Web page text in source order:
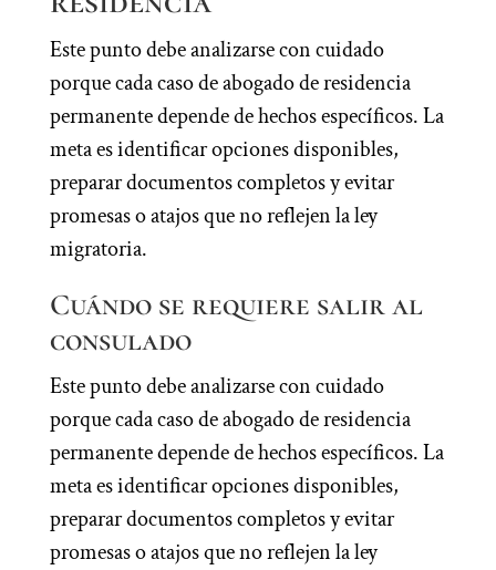
Este punto debe analizarse con cuidado
porque cada caso de abogado de residencia
permanente depende de hechos específicos. La
meta es identificar opciones disponibles,
preparar documentos completos y evitar
promesas o atajos que no reflejen la ley
migratoria.
Cuándo se requiere salir al
consulado
Este punto debe analizarse con cuidado
porque cada caso de abogado de residencia
permanente depende de hechos específicos. La
meta es identificar opciones disponibles,
preparar documentos completos y evitar
promesas o atajos que no reflejen la ley